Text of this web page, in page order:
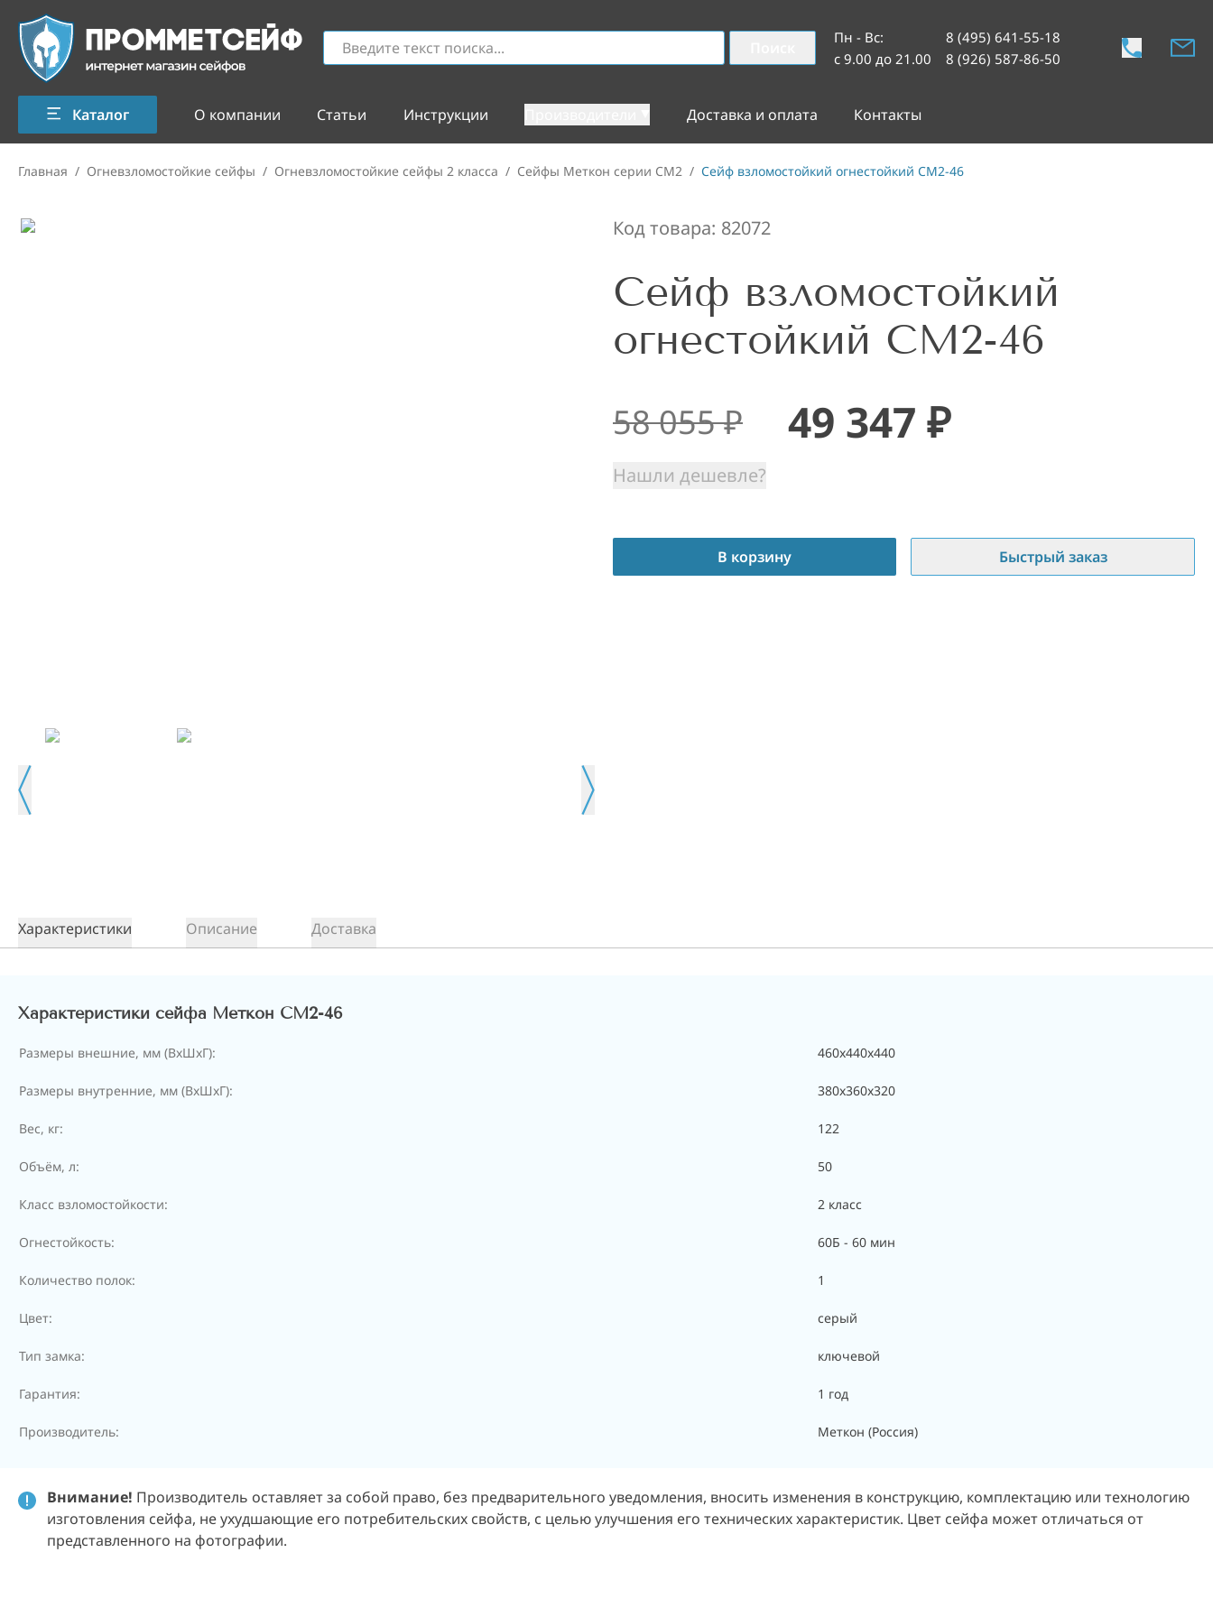
Пн - Вс:
с 9.00 до 21.00
8 (495) 641-55-18
8 (926) 587-86-50
Каталог О компании Статьи Инструкции Доставка и оплата Контакты
Главная / Огневзломостойкие сейфы / Огневзломостойкие сейфы 2 класса / Сейфы Меткон серии СМ2 / Сейф взломостойкий огнестойкий СМ2-46
Код товара: 82072
Сейф взломостойкий
огнестойкий СМ2-46
58 055₽ 49 347 ₽
Нашли дешевле?
В корзину Быстрый заказ
Характеристики Описание Доставка
Характеристики сейфа Меткон СМ2-46
Размеры внешние, мм (ВхШхГ): 460x440x440
Размеры внутренние, мм (ВхШхГ): 380x360x320
Вес, кг: 122
Объём, л: 50
Класс взломостойкости: 2 класс
Огнестойкость: 60Б - 60 мин
Количество полок: 1
Цвет: серый
Тип замка: ключевой
Гарантия: 1 год
Производитель: Меткон (Россия)
Внимание! Производитель оставляет за собой право, без предварительного уведомления, вносить изменения в конструкцию, комплектацию или технологию
изготовления сейфа, не ухудшающие его потребительских свойств, с целью улучшения его технических характеристик. Цвет сейфа может отличаться от
представленного на фотографии.